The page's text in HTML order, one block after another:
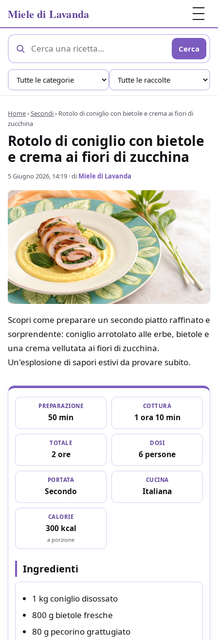
Miele di Lavanda
Cerca
Home›Secondi› Rotolo di coniglio con bietole e crema ai fiori di
zucchina
Rotolo di coniglio con bietole
e crema ai fiori di zucchina
5 Giugno 2026, 14:19 · di Miele di Lavanda
Scopri come preparare un secondo piatto raffinato e
sorprendente: coniglio arrotolato alle erbe, bietole e
una crema vellutata ai fiori di zucchina.
Un'esplosione di sapori estivi da provare subito.
PREPARAZIONE
50 min
COTTURA
1 ora 10 min
TOTALE
2 ore
DOSI
6 persone
PORTATA
Secondo
CUCINA
Italiana
CALORIE
300 kcal
a porzione
Ingredienti
1 kg coniglio disossato
800 g bietole fresche
80 g pecorino grattugiato